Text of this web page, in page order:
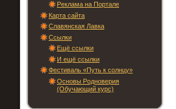
Реклама на Портале
Карта сайта
Славянская Лавка
Ссылки
Ещё ссылки
И ещё ссылки
Фестиваль «Путь к солнцу»
Основы Родноверия
(Обучающий курс)